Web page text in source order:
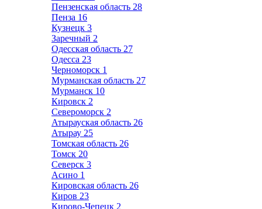
Пензенская область 28
Пенза 16
Кузнецк 3
Заречный 2
Одесская область 27
Одесса 23
Черноморск 1
Мурманская область 27
Мурманск 10
Кировск 2
Североморск 2
Атырауская область 26
Атырау 25
Томская область 26
Томск 20
Северск 3
Асино 1
Кировская область 26
Киров 23
Кирово-Чепецк 2